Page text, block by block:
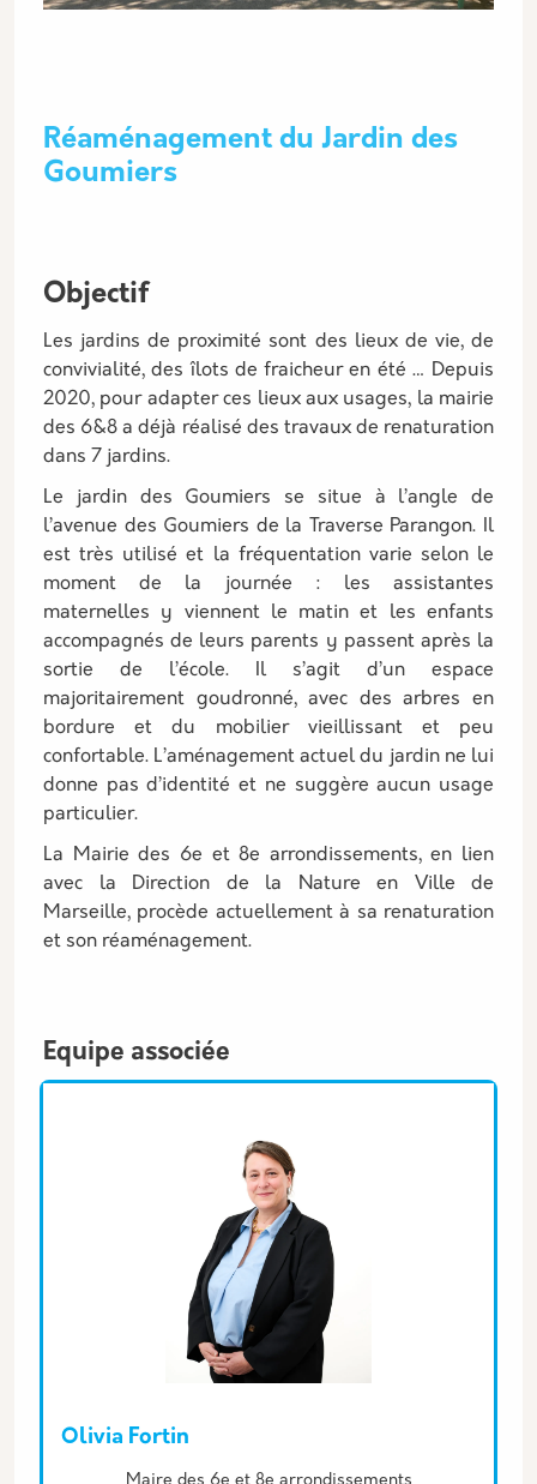
Réaménagement du Jardin des
Goumiers
Objectif
Les jardins de proximité sont des lieux de vie, de
convivialité, des îlots de fraicheur en été … Depuis
2020, pour adapter ces lieux aux usages, la mairie
des 6&8 a déjà réalisé des travaux de renaturation
dans 7 jardins.
Le jardin des Goumiers se situe à l’angle de
l’avenue des Goumiers de la Traverse Parangon. Il
est très utilisé et la fréquentation varie selon le
moment de la journée : les assistantes
maternelles y viennent le matin et les enfants
accompagnés de leurs parents y passent après la
sortie de l’école. Il s’agit d’un espace
majoritairement goudronné, avec des arbres en
bordure et du mobilier vieillissant et peu
confortable. L’aménagement actuel du jardin ne lui
donne pas d’identité et ne suggère aucun usage
particulier.
La Mairie des 6e et 8e arrondissements, en lien
avec la Direction de la Nature en Ville de
Marseille, procède actuellement à sa renaturation
et son réaménagement.
Equipe associée
Olivia Fortin
Description